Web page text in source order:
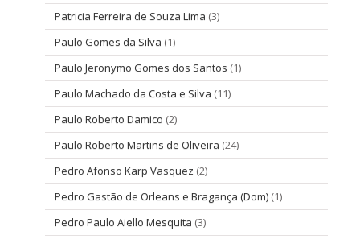
Patricia Ferreira de Souza Lima (3)
Paulo Gomes da Silva (1)
Paulo Jeronymo Gomes dos Santos (1)
Paulo Machado da Costa e Silva (11)
Paulo Roberto Damico (2)
Paulo Roberto Martins de Oliveira (24)
Pedro Afonso Karp Vasquez (2)
Pedro Gastão de Orleans e Bragança (Dom) (1)
Pedro Paulo Aiello Mesquita (3)